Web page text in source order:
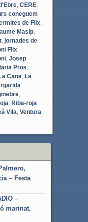
, CERE,
coneguem
de Flix,
Masip,
, jornades de
Flix,
, Josep
Pros,
La Cana, La
,
, Riba-roja
Vila, Ventura
– Festa
–
marinat,